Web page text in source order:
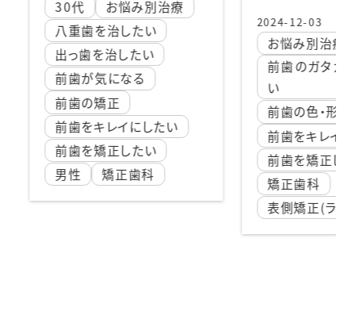
2024-12-03
お悩み別治療
前歯のガタガタを治した
い
前歯の色・形が気になる
前歯をキレイにしたい
前歯を矯正したい
矯正歯科
表側矯正(ラビアル矯正)